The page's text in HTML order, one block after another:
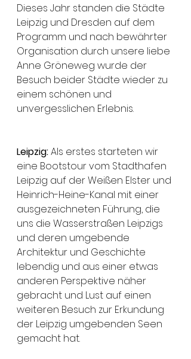
Dieses Jahr standen die Städte
Leipzig und Dresden auf dem
Programm und nach bewährter
Organisation durch unsere liebe
Anne Gröneweg wurde der
Besuch beider Städte wieder zu
einem schönen und
unvergesslichen Erlebnis.
Leipzig: Als erstes starteten wir
eine Bootstour vom Stadthafen
Leipzig auf der Weißen Elster und
Heinrich-Heine-Kanal mit einer
ausgezeichneten Führung, die
uns die Wasserstraßen Leipzigs
und deren umgebende
Architektur und Geschichte
lebendig und aus einer etwas
anderen Perspektive näher
gebracht und Lust auf einen
weiteren Besuch zur Erkundung
der Leipzig umgebenden Seen
gemacht hat.